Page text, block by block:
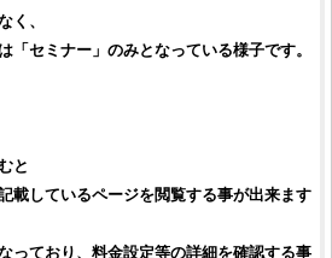
く、
「セミナー」のみとなっている様子です。
と
載しているページを閲覧する事が出来ます
っており、料金設定等の詳細を確認する事